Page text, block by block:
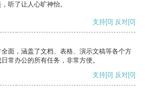
听了让人心旷神怡。
支持[0] 反对[0]
面，涵盖了文档、表格、演示文稿等各个方
常办公的所有任务，非常方便。
支持[0] 反对[0]